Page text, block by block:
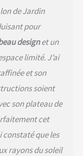
une
durable pour
air ? Notre salon
est
avec une
robuste en
assurant une
durée de vie.
en
protègent
sol, tandis que
avec
de Jardin
pour
designet un
limité. J’ai
et son
soient
son plateau de
cet
constaté que les
rayons du soleil